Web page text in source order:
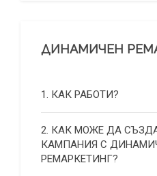
ДИНАМИЧЕН
1. КАК РАБОТИ?
2. КАК МОЖЕ ДА
КАМПАНИЯ С
РЕМАРКЕТИНГ?